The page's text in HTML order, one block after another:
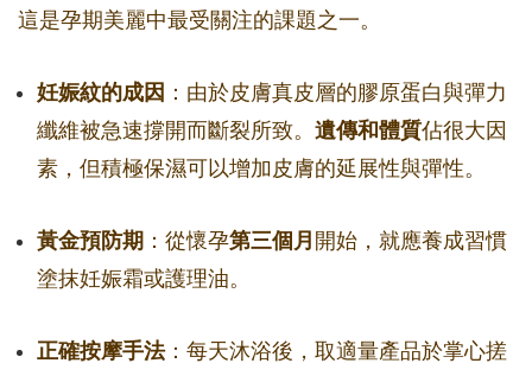
這是孕期美麗中最受關注的課題之一。
妊娠紋的成因 ：由於皮膚真皮層的膠原蛋白與彈力
纖維被急速撐開而斷裂所致。 遺傳和體質佔很大因
素，但積極保濕可以增加皮膚的延展性與彈性。
黃金預防期 ：從懷孕第三個月 開始，就應養成習慣
塗抹妊娠霜或護理油。
正確按摩手法：每天沐浴後，取適量產品於掌心搓